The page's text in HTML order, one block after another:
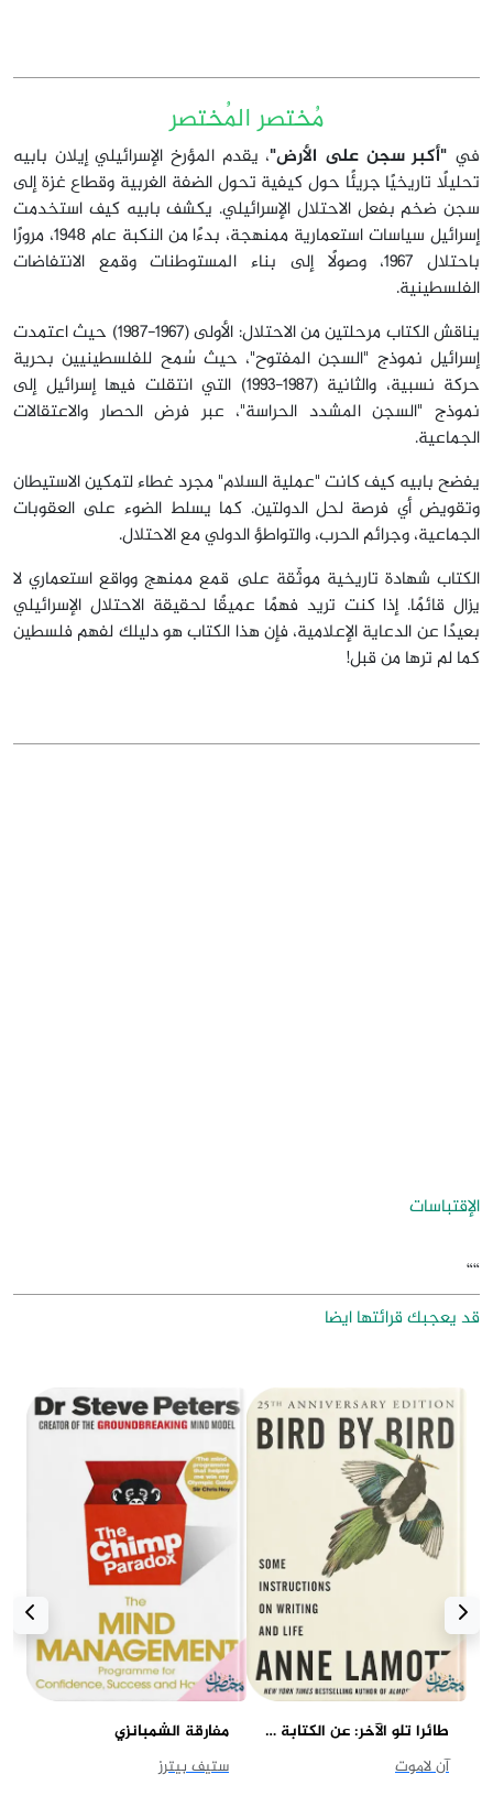
مُختصر المُختصر
في "أكبر سجن على الأرض"، يقدم المؤرخ الإسرائيلي إيلان بابيه
تحليلًا تاريخيًا جريئًا حول كيفية تحول الضفة الغربية وقطاع غزة إلى
سجن ضخم بفعل الاحتلال الإسرائيلي. يكشف بابيه كيف استخدمت
إسرائيل سياسات استعمارية ممنهجة، بدءًا من النكبة عام 1948، مرورًا
باحتلال 1967، وصولًا إلى بناء المستوطنات وقمع الانتفاضات
الفلسطينية.
يناقش الكتاب مرحلتين من الاحتلال: الأولى (1967-1987) حيث اعتمدت
إسرائيل نموذج "السجن المفتوح"، حيث سُمح للفلسطينيين بحرية
حركة نسبية، والثانية (1987-1993) التي انتقلت فيها إسرائيل إلى
نموذج "السجن المشدد الحراسة"، عبر فرض الحصار والاعتقالات
الجماعية.
يفضح بابيه كيف كانت "عملية السلام" مجرد غطاء لتمكين الاستيطان
وتقويض أي فرصة لحل الدولتين. كما يسلط الضوء على العقوبات
الجماعية، وجرائم الحرب، والتواطؤ الدولي مع الاحتلال.
الكتاب شهادة تاريخية موثّقة على قمع ممنهج وواقع استعماري لا
يزال قائمًا. إذا كنت تريد فهمًا عميقًا لحقيقة الاحتلال الإسرائيلي
بعيدًا عن الدعاية الإعلامية، فإن هذا الكتاب هو دليلك لفهم فلسطين
كما لم ترها من قبل!
الإقتباسات
““
قد يعجبك قرائتها ايضا
طائرا تلو الآخر: عن الكتابة والحياة
آن لاموت
مفارقة الشمبانزي
ستيف بيترز